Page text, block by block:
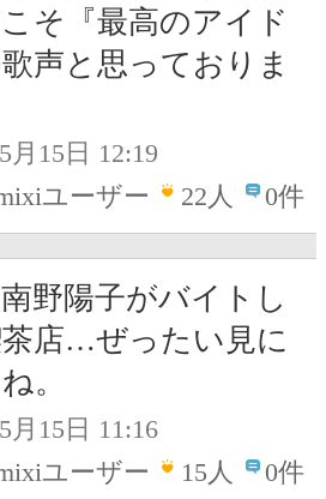
そ『最高のアイド
声と思っておりま
月15日 12:19
ユーザー
22人 0件
野陽子がバイトし
店…ぜったい見に
。
月15日 11:16
ユーザー
15人 0件